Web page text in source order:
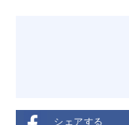
シェアする